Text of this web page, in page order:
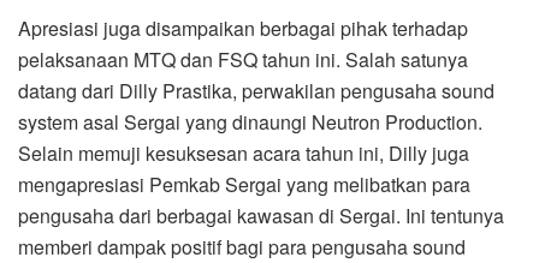
Apresiasi juga disampaikan berbagai pihak terhadap
pelaksanaan MTQ dan FSQ tahun ini. Salah satunya
datang dari Dilly Prastika, perwakilan pengusaha sound
system asal Sergai yang dinaungi Neutron Production.
Selain memuji kesuksesan acara tahun ini, Dilly juga
mengapresiasi Pemkab Sergai yang melibatkan para
pengusaha dari berbagai kawasan di Sergai. Ini tentunya
memberi dampak positif bagi para pengusaha sound